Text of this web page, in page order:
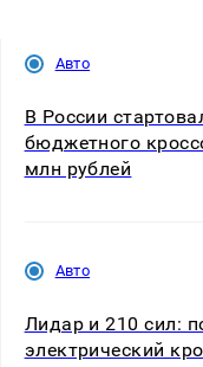
Авто
В России
бюджетного
млн рублей
Авто
Лидар и 210 сил:
электрический